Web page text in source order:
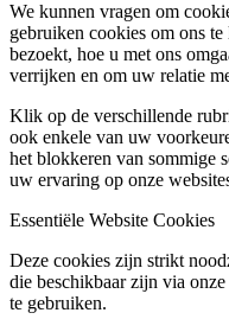
We kunnen vragen om
gebruiken cookies om ons
bezoekt, hoe u met ons
verrijken en om uw relatie
Klik op de verschillende
ook enkele van uw
het blokkeren van sommige
uw ervaring op onze
Essentiële Website Cookies
Deze cookies zijn strikt
die beschikbaar zijn via
te gebruiken.